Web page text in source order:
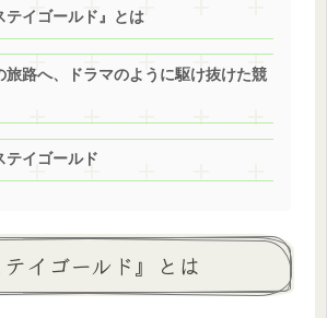
テイゴールド』とは
旅路へ、ドラマのように駆け抜けた競
テイゴールド
イゴールド』とは